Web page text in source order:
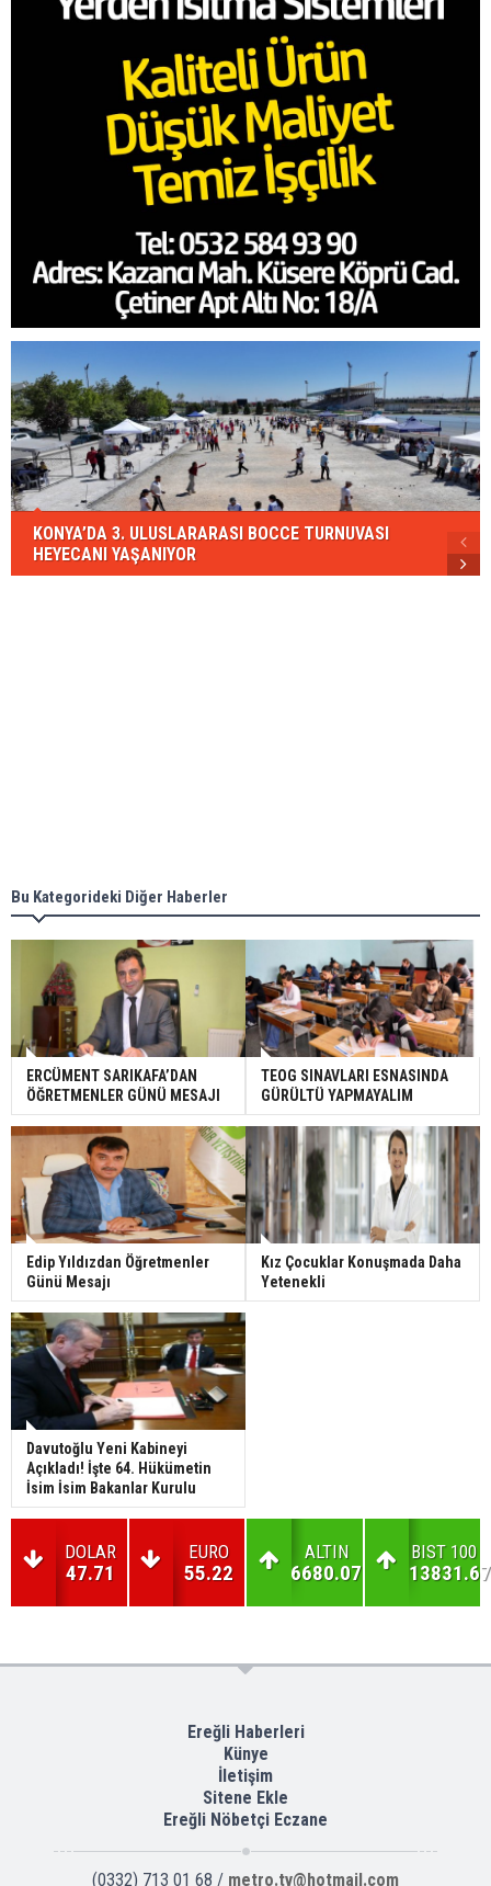
KONYA’DA 3. ULUSLARARASI BOCCE TURNUVASI
HEYECANI YAŞANIYOR
Bu Kategorideki Diğer Haberler
ERCÜMENT SARIKAFA’DAN
ÖĞRETMENLER GÜNÜ MESAJI
TEOG SINAVLARI ESNASINDA
GÜRÜLTÜ YAPMAYALIM
Edip Yıldızdan Öğretmenler
Günü Mesajı
Kız Çocuklar Konuşmada Daha
Yetenekli
Davutoğlu Yeni Kabineyi
Açıkladı! İşte 64. Hükümetin
İsim İsim Bakanlar Kurulu
DOLAR
47.71
EURO
55.22
ALTIN
6680.07
BIST 100
13831.67
Ereğli Haberleri
Künye
İletişim
Sitene Ekle
Ereğli Nöbetçi Eczane
(0332) 713 01 68 / metro.tv@hotmail.com